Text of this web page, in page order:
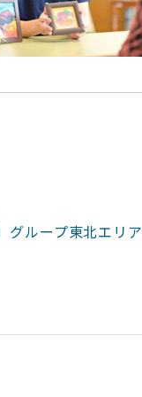
グループ東北エリア